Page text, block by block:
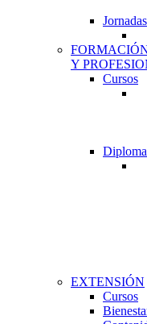
Jornadas
Y
Cursos
EXTENSIÓN
Cursos